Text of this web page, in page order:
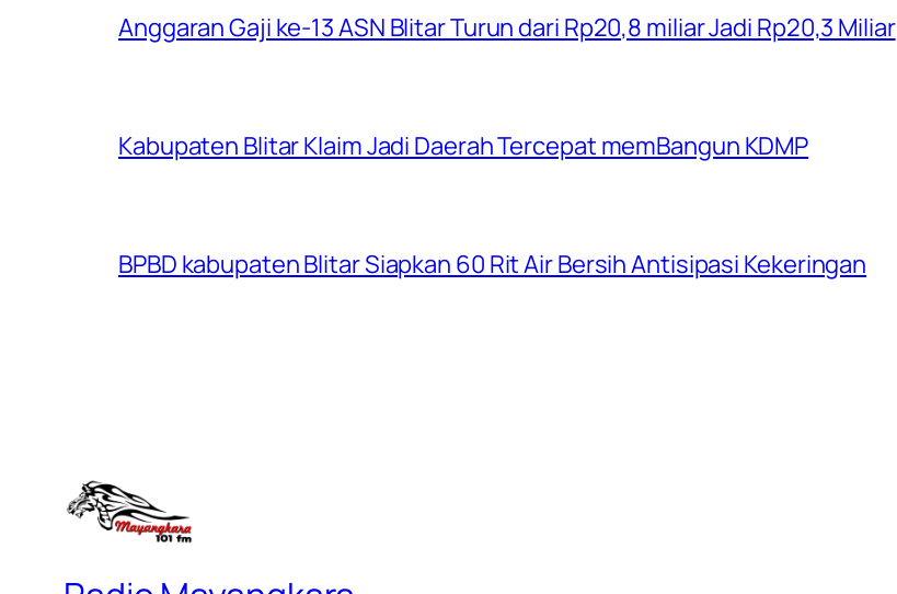
Anggaran Gaji ke-13 ASN Blitar Turun dari Rp20,8 miliar Jadi Rp20,3 Miliar
Kabupaten Blitar Klaim Jadi Daerah Tercepat memBangun KDMP
BPBD kabupaten Blitar Siapkan 60 Rit Air Bersih Antisipasi Kekeringan